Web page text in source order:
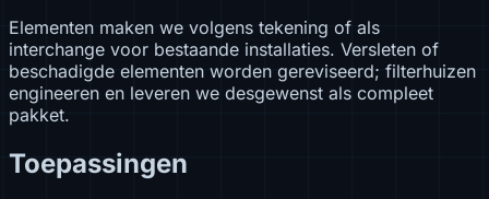
Elementen maken we volgens tekening of als
interchange voor bestaande installaties. Versleten of
beschadigde elementen worden gereviseerd; filterhuizen
engineeren en leveren we desgewenst als compleet
pakket.
Toepassingen